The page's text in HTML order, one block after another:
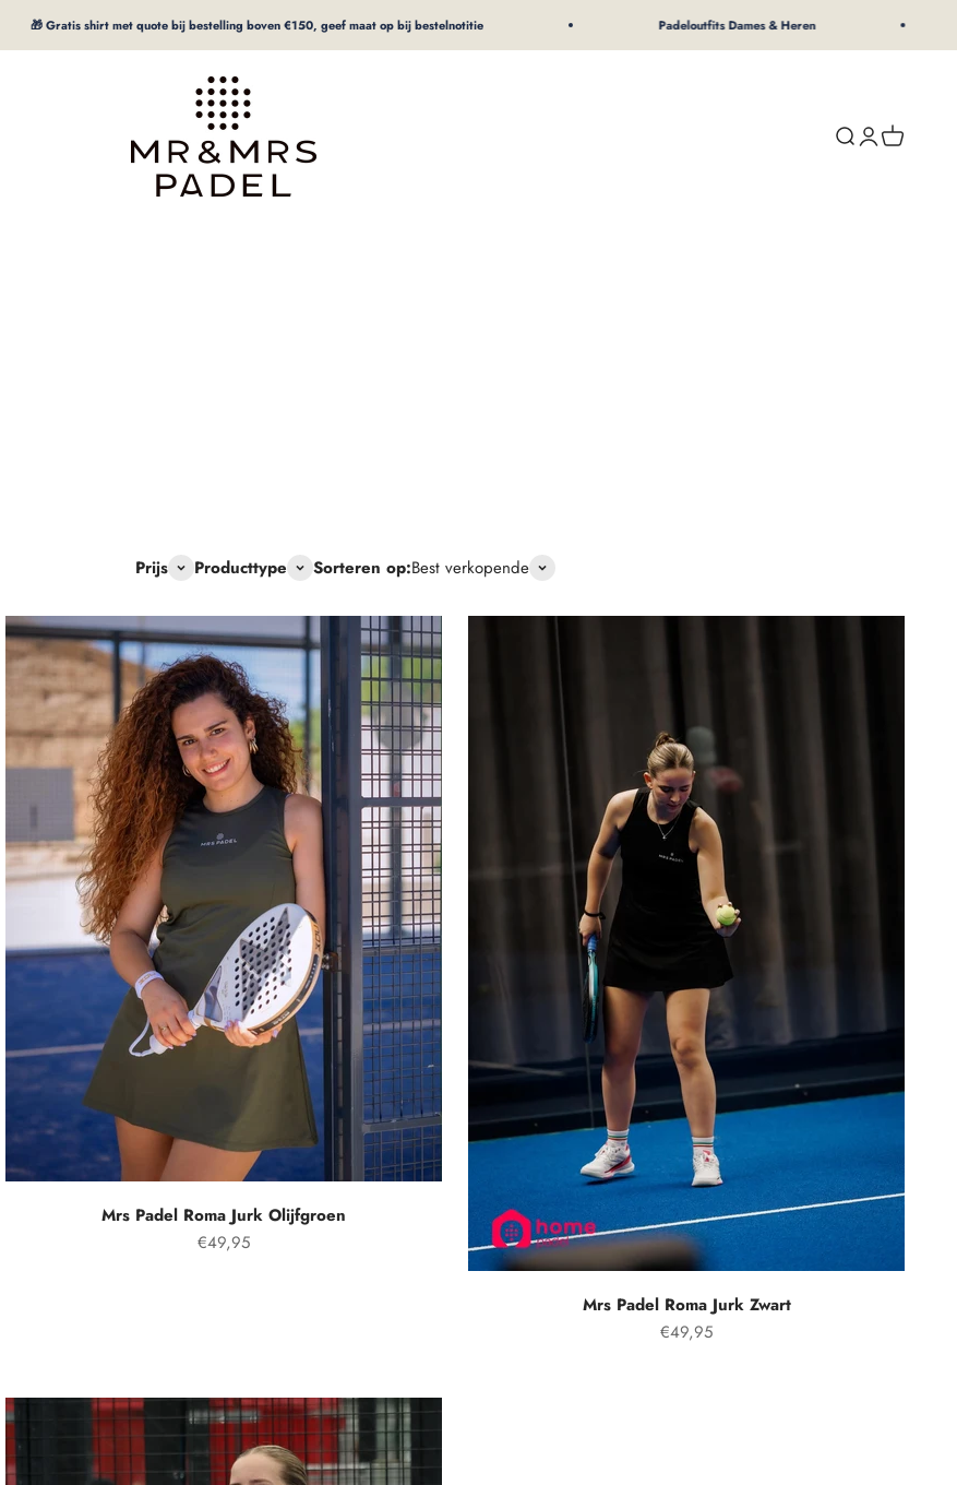
🎁 Gratis shirt met quote bij bestelling boven €150, geef maat op bij bestelnotitie Padeloutfits Dames & Heren
mrpadel.com
ZoekenInloggen
Prijs Producttype Sorteren op:Best verkopende
Mrs Padel Roma Jurk Olijfgroen
Aanbiedingsprijs
€49,95
Mrs Padel Roma Jurk Zwart
Aanbiedingsprijs
€49,95